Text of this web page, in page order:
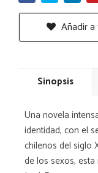
Añadir
Sinopsis
Una novela
identidad, con el
chilenos del siglo
de los sexos,